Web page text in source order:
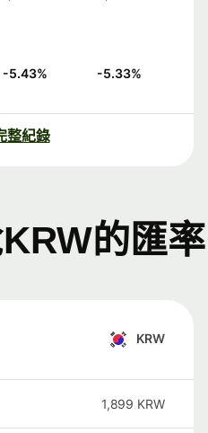
-5.43% -5.33%
整紀錄
的匯率
KRW
1,899 KRW